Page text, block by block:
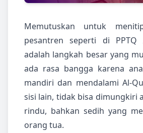
Memutuskan untuk
pesantren seperti di PPTQ
adalah langkah besar yang
ada rasa bangga karena
mandiri dan mendalami Al-
sisi lain, tidak bisa dimungkiri
rindu, bahkan sedih yang
orang tua.